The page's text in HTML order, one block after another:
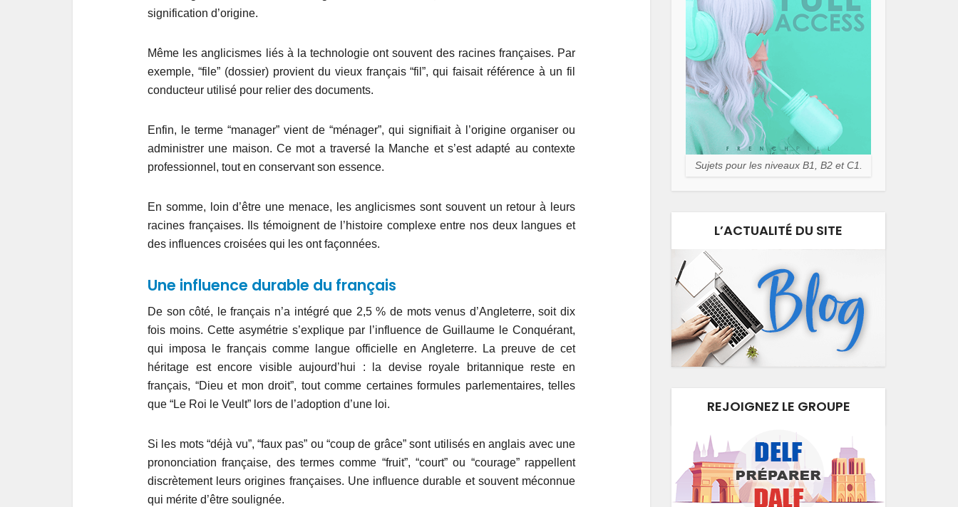
signification d’origine.
Même les anglicismes liés à la technologie ont souvent des racines françaises. Par
exemple, “file” (dossier) provient du vieux français “fil”, qui faisait référence à un fil
conducteur utilisé pour relier des documents.
Enfin, le terme “manager” vient de “ménager”, qui signifiait à l’origine organiser ou
administrer une maison. Ce mot a traversé la Manche et s’est adapté au contexte
professionnel, tout en conservant son essence.
En somme, loin d’être une menace, les anglicismes sont souvent un retour à leurs
racines françaises. Ils témoignent de l’histoire complexe entre nos deux langues et
des influences croisées qui les ont façonnées.
Une influence durable du français
De son côté, le français n’a intégré que 2,5 % de mots venus d’Angleterre, soit dix
fois moins. Cette asymétrie s’explique par l’influence de Guillaume le Conquérant,
qui imposa le français comme langue officielle en Angleterre. La preuve de cet
héritage est encore visible aujourd’hui : la devise royale britannique reste en
français, “Dieu et mon droit”, tout comme certaines formules parlementaires, telles
que “Le Roi le Veult” lors de l’adoption d’une loi.
Si les mots “déjà vu”, “faux pas” ou “coup de grâce” sont utilisés en anglais avec une
prononciation française, des termes comme “fruit”, “court” ou “courage” rappellent
discrètement leurs origines françaises. Une influence durable et souvent méconnue
qui mérite d’être soulignée.
Sujets pour les niveaux B1, B2 et C1.
L’ACTUALITÉ DU SITE
REJOIGNEZ LE GROUPE